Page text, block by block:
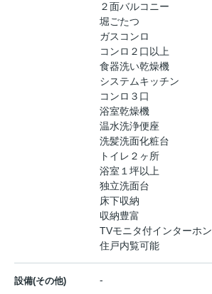
２面バルコニー
堀ごたつ
ガスコンロ
コンロ２口以上
食器洗い乾燥機
システムキッチン
コンロ３口
浴室乾燥機
温水洗浄便座
洗髪洗面化粧台
トイレ２ヶ所
浴室１坪以上
独立洗面台
床下収納
収納豊富
TVモニタ付インターホン
住戸内覧可能
設備(その他) -